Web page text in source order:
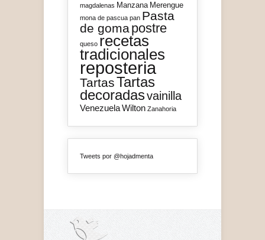
magdalenas Manzana Merengue
mona de pascua pan Pasta
de gomapostre
queso recetas
tradicionales
reposteria
TartasTartas
decoradasvainilla
VenezuelaWilton Zanahoria
Tweets por @hojadmenta